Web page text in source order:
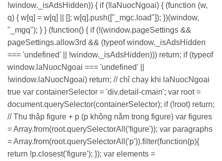
!window._isAdsHidden)) { if (!laNuocNgoai) { (function (w,
q) { w[q] = w[q] || []; w[q].push(["_mgc.load"]); })(window,
"_mgq"); } } (function() { if (!(window.pageSettings &&
pageSettings.allow3rd && (typeof window._isAdsHidden
=== 'undefined' || !window._isAdsHidden))) return; if (typeof
window.laNuocNgoai === 'undefined' ||
!window.laNuocNgoai) return; // chỉ chạy khi laNuocNgoai
true var containerSelector = 'div.detail-cmain'; var root =
document.querySelector(containerSelector); if (!root) return;
// Thu thập figure + p (p không nằm trong figure) var figures
= Array.from(root.querySelectorAll('figure')); var paragraphs
= Array.from(root.querySelectorAll('p')).filter(function(p){
return !p.closest('figure'); }); var elements =